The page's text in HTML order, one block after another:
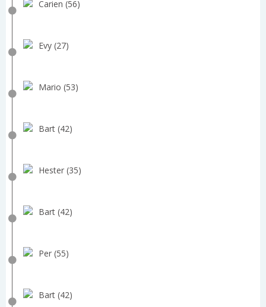
Carien (56)
Evy (27)
Mario (53)
Bart (42)
Hester (35)
Bart (42)
Per (55)
Bart (42)